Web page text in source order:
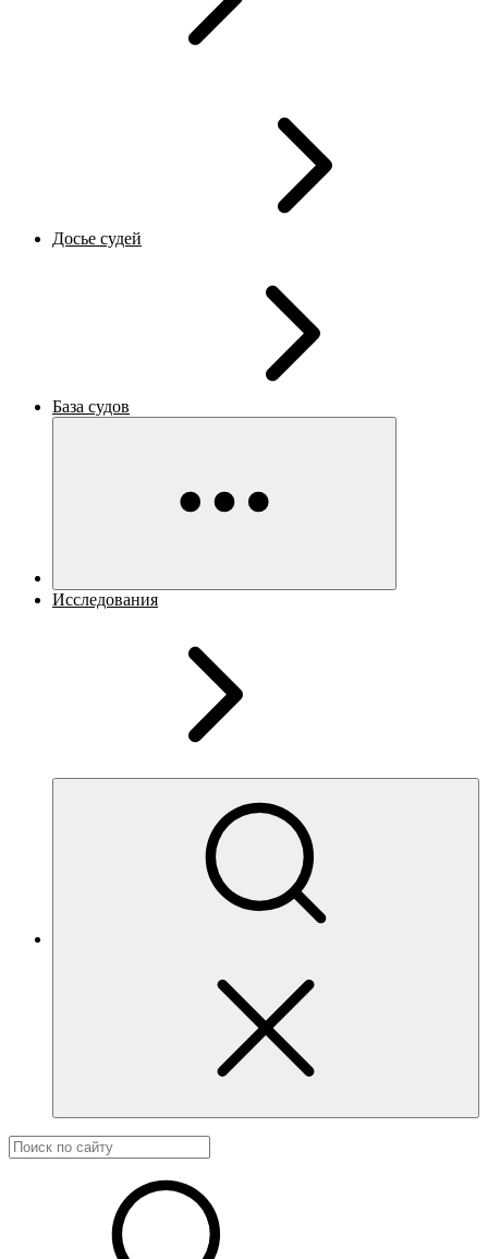
Досье судей
База судов
Исследования